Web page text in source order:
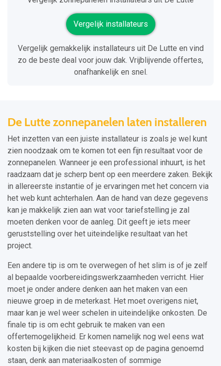
Vergelijk installateurs
Vergelijk gemakkelijk installateurs uit De Lutte en vind
zo de beste deal voor jouw dak. Vrijblijvende offertes,
onafhankelijk en snel.
De Lutte zonnepanelen laten installeren
Het inzetten van een juiste installateur is zoals je wel kunt
zien noodzaak om te komen tot een fijn resultaat voor de
zonnepanelen. Wanneer je een professional inhuurt, is het
raadzaam dat je scherp bent op een meerdere zaken. Bekijk
in allereerste instantie of je ervaringen met het concern via
het web kunt achterhalen. Aan de hand van deze gegevens
kan je makkelijk zien aan wat voor tariefstelling je zal
moeten denken voor de aanleg. Dit geeft je iets meer
geruststelling over het uiteindelijke resultaat van het
project.
Een andere tip is om te overwegen of het slim is of je zelf
al bepaalde voorbereidingswerkzaamheden verricht. Hier
moet je onder andere denken aan het maken van een
nieuwe groep in de meterkast. Het moet overigens niet,
maar kan je wel weer schelen in uiteindelijke onkosten. De
finale tip is om echt gebruik te maken van een
offertemogelijkheid. Er komen namelijk nog wel eens wat
kosten bij kijken die niet steevast op de pagina genoemd
staan, denk aan materiaalkosten of sommige